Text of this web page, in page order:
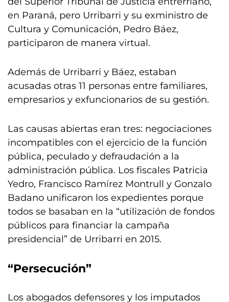
en Paraná, pero Urribarri y su exministro de
Cultura y Comunicación, Pedro Báez,
participaron de manera virtual.
Además de Urribarri y Báez, estaban
acusadas otras 11 personas entre familiares,
empresarios y exfuncionarios de su gestión.
Las causas abiertas eran tres: negociaciones
incompatibles con el ejercicio de la función
pública, peculado y defraudación a la
administración pública. Los fiscales Patricia
Yedro, Francisco Ramírez Montrull y Gonzalo
Badano unificaron los expedientes porque
todos se basaban en la “utilización de fondos
públicos para financiar la campaña
presidencial” de Urribarri en 2015.
“Persecución”
Los abogados defensores y los imputados